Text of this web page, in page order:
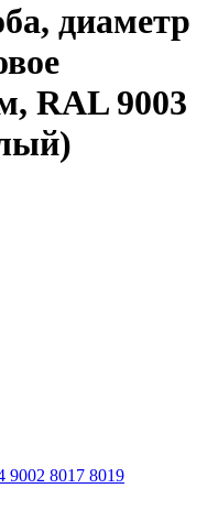
диаметр
RAL 9003
9002 8017 8019